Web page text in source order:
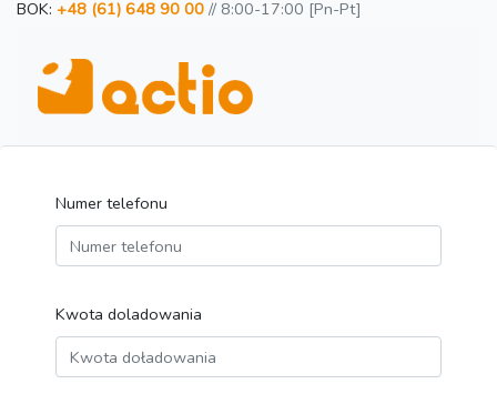
BOK: +48 (61) 648 90 00 // 8:00-17:00 [Pn-Pt]
Numer telefonu
Kwota doladowania